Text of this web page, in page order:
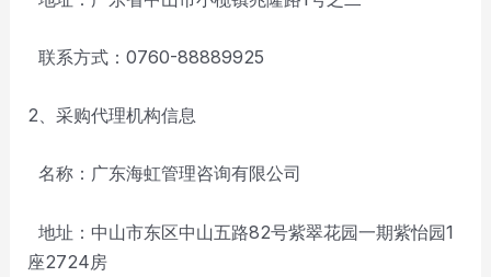
联系方式：0760-88889925
2、采购代理机构信息
名称：广东海虹管理咨询有限公司
地址：中山市东区中山五路82号紫翠花园一期紫怡园1
座2724房